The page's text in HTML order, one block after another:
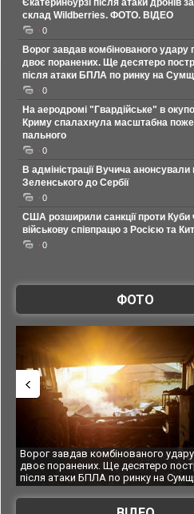
Єкатеринбурзі після атаки дронів
склад Wildberries. ФОТО. ВІДЕО
0
Ворог завдав комбінованого удару
двоє поранених. Ще десятеро
після атаки БПЛА по ринку на
0
На аеродромі "Гвардійське" в
Криму спалахнула масштабна
пального
0
В адміністрації Вучича анонсували
Зеленського до Сербії
0
США розширили санкції проти Куби
військову співпрацю з Росією та
0
ФОТО
по Сумах,
постраждали
Сумщині. ФОТО
За 2000 кілометрів
Єкатеринбурзі після
склад Wildberries.